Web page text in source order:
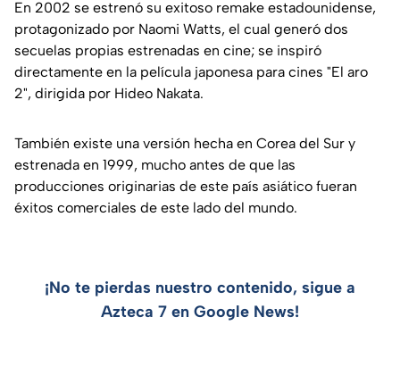
En 2002 se estrenó su exitoso remake estadounidense,
protagonizado por Naomi Watts, el cual generó dos
secuelas propias estrenadas en cine; se inspiró
directamente en la película japonesa para cines "El aro
2", dirigida por Hideo Nakata.
También existe una versión hecha en Corea del Sur y
estrenada en 1999, mucho antes de que las
producciones originarias de este país asiático fueran
éxitos comerciales de este lado del mundo.
¡No te pierdas nuestro contenido, sigue a
Azteca 7 en Google News!